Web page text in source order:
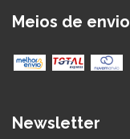
Meios de envio
Newsletter